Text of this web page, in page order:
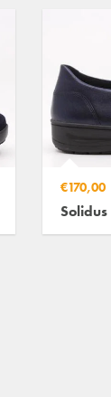
€170,00
Solidus